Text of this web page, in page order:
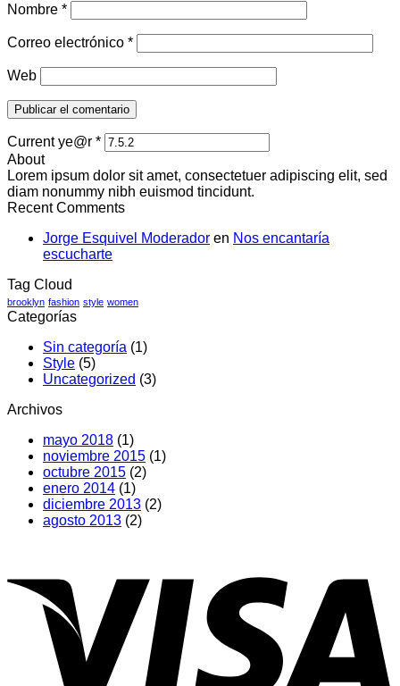
Nombre *
Correo electrónico *
Web
Current ye@r *
About
Lorem ipsum dolor sit amet, consectetuer adipiscing elit, sed
diam nonummy nibh euismod tincidunt.
Recent Comments
Jorge Esquivel Moderador en Nos encantaría
escucharte
Tag Cloud
brooklyn fashion style women
Categorías
Sin categoría (1)
Style (5)
Uncategorized (3)
Archivos
mayo 2018 (1)
noviembre 2015 (1)
octubre 2015 (2)
enero 2014 (1)
diciembre 2013 (2)
agosto 2013 (2)